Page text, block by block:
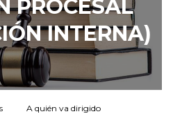
PROCESAL
INTERNA)
A quién va dirigido